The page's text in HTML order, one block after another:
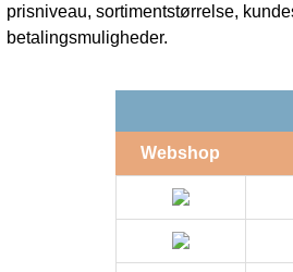
prisniveau, sortimentstørrelse,
betalingsmuligheder.
Webshop